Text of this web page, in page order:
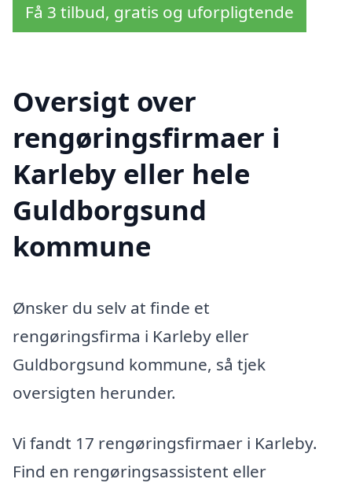
Få 3 tilbud, gratis og uforpligtende
Oversigt over
rengøringsfirmaer i
Karleby eller hele
Guldborgsund
kommune
Ønsker du selv at finde et
rengøringsfirma i Karleby eller
Guldborgsund kommune, så tjek
oversigten herunder.
Vi fandt 17 rengøringsfirmaer i Karleby.
Find en rengøringsassistent eller